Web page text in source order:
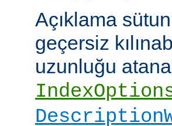
Açıklama
geçersiz
uzunluğu